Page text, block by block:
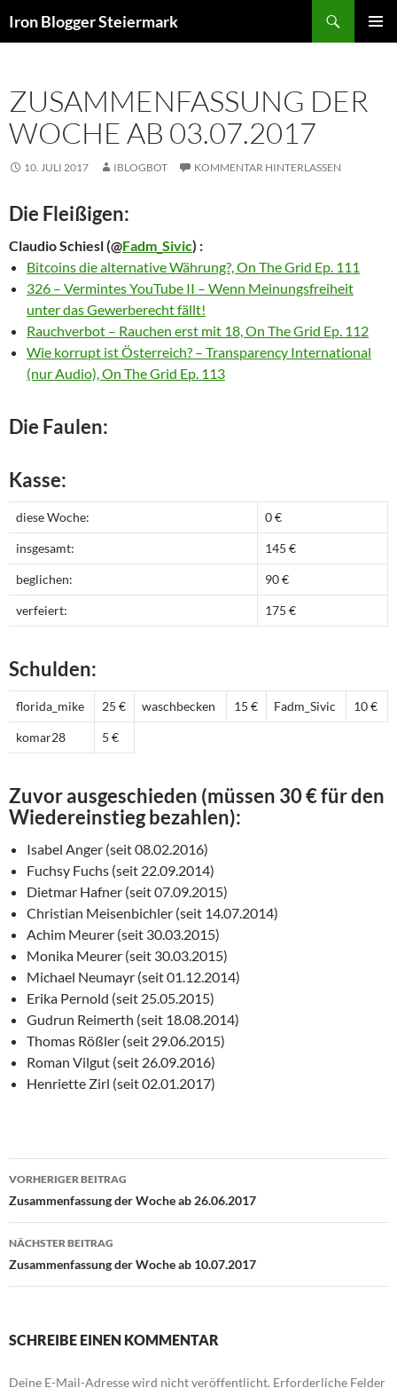
Inhalt
Iron Blogger Steiermark
ZUSAMMENFASSUNG DER
WOCHE AB 03.07.2017
10. JULI 2017 IBLOGBOT KOMMENTAR HINTERLASSEN
Die Fleißigen:
Claudio Schiesl(@Fadm_Sivic) :
Bitcoins die alternative Währung?, On The Grid Ep. 111
326 – Vermintes YouTube II – Wenn Meinungsfreiheit
unter das Gewerberecht fällt!
Rauchverbot – Rauchen erst mit 18, On The Grid Ep. 112
Wie korrupt ist Österreich? – Transparency International
(nur Audio), On The Grid Ep. 113
Die Faulen:
Kasse:
diese Woche: 0 €
insgesamt: 145 €
beglichen: 90 €
verfeiert: 175 €
Schulden:
florida_mike 25 € waschbecken 15 € Fadm_Sivic 10 €
komar28 5 €
Zuvor ausgeschieden (müssen 30 € für den
Wiedereinstieg bezahlen):
Isabel Anger (seit 08.02.2016)
Fuchsy Fuchs (seit 22.09.2014)
Dietmar Hafner (seit 07.09.2015)
Christian Meisenbichler (seit 14.07.2014)
Achim Meurer (seit 30.03.2015)
Monika Meurer (seit 30.03.2015)
Michael Neumayr (seit 01.12.2014)
Erika Pernold (seit 25.05.2015)
Gudrun Reimerth (seit 18.08.2014)
Thomas Rößler (seit 29.06.2015)
Roman Vilgut (seit 26.09.2016)
Henriette Zirl (seit 02.01.2017)
Beitragsnavigation
VORHERIGER BEITRAG
Zusammenfassung der Woche ab 26.06.2017
NÄCHSTER BEITRAG
Zusammenfassung der Woche ab 10.07.2017
SCHREIBE EINEN KOMMENTAR
Deine E-Mail-Adresse wird nicht veröffentlicht. Erforderliche Felder